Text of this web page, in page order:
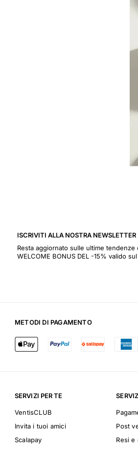
ISCRIVITI ALLA NOSTRA NEWSLETTER
Resta aggiornato sulle ultime
WELCOME BONUS DEL -15% valido
METODI DI PAGAMENTO
SERVIZI PER TE
VentisCLUB
Invita i tuoi amici
Scalapay
Post
Resi e